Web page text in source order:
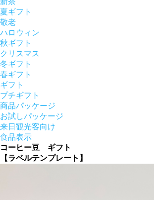
夏ギフト
敬老
ハロウィン
秋ギフト
クリスマス
冬ギフト
春ギフト
ギフト
プチギフト
商品パッケージ
お試しパッケージ
来日観光客向け
食品表示
コーヒー豆 ギフト
【ラベルテンプレート】